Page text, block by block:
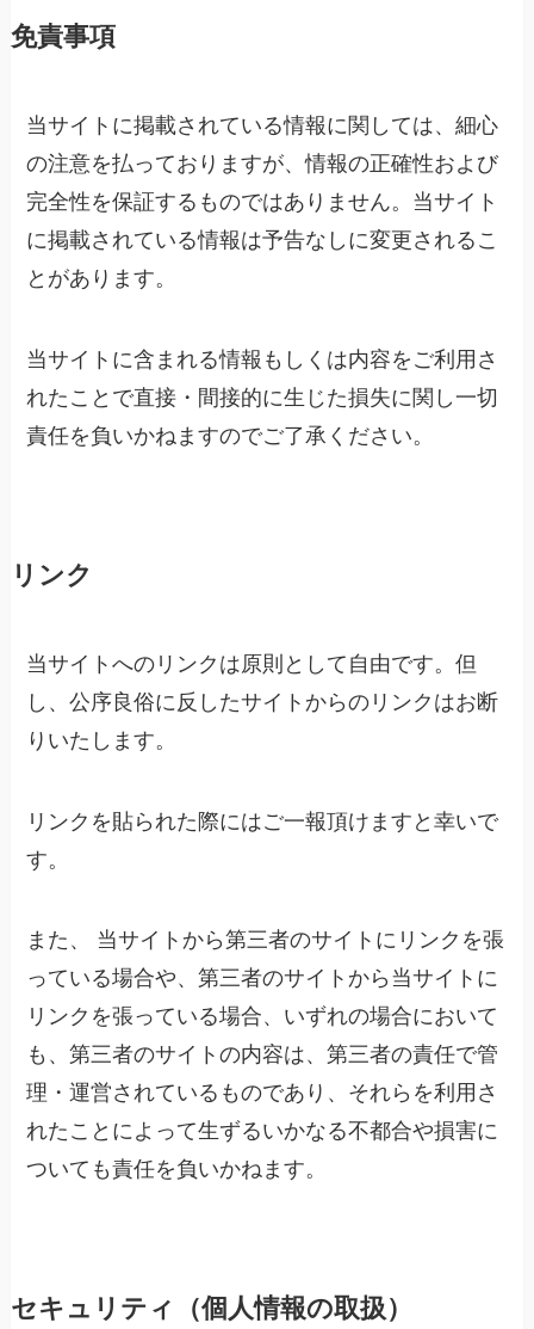
免責事項
当サイトに掲載されている情報に関しては、細心
の注意を払っておりますが、情報の正確性および
完全性を保証するものではありません。当サイト
に掲載されている情報は予告なしに変更されるこ
とがあります。
当サイトに含まれる情報もしくは内容をご利用さ
れたことで直接・間接的に生じた損失に関し一切
責任を負いかねますのでご了承ください。
リンク
当サイトへのリンクは原則として自由です。但
し、公序良俗に反したサイトからのリンクはお断
りいたします。
リンクを貼られた際にはご一報頂けますと幸いで
す。
また、 当サイトから第三者のサイトにリンクを張
っている場合や、第三者のサイトから当サイトに
リンクを張っている場合、いずれの場合において
も、第三者のサイトの内容は、第三者の責任で管
理・運営されているものであり、それらを利用さ
れたことによって生ずるいかなる不都合や損害に
ついても責任を負いかねます。
セキュリティ（個人情報の取扱）